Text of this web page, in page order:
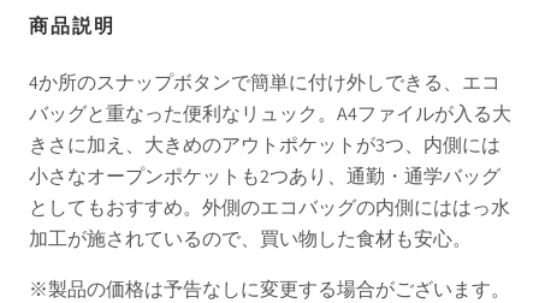
商品説明
4か所のスナップボタンで簡単に付け外しできる、エコ
バッグと重なった便利なリュック。A4ファイルが入る大
きさに加え、大きめのアウトポケットが3つ、内側には
小さなオープンポケットも2つあり、通勤・通学バッグ
としてもおすすめ。外側のエコバッグの内側にははっ水
加工が施されているので、買い物した食材も安心。
※製品の価格は予告なしに変更する場合がございます。